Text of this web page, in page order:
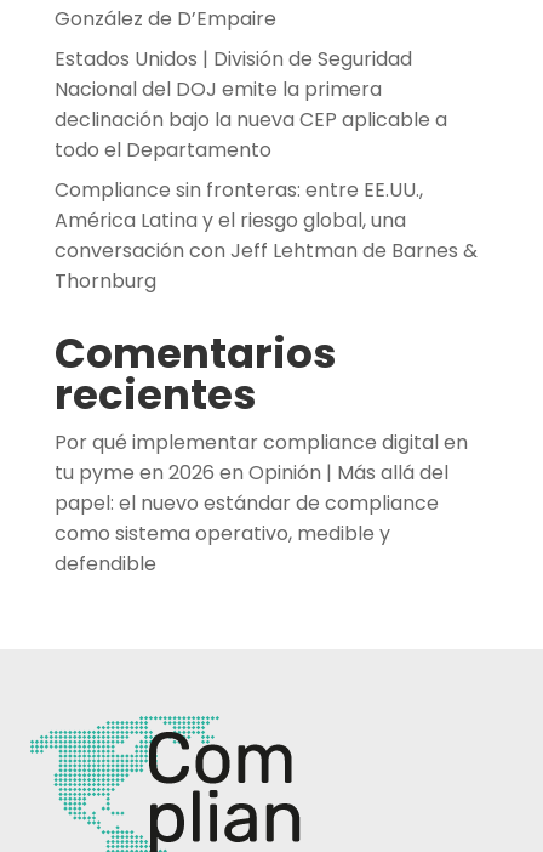
González de D’Empaire
Estados Unidos | División de Seguridad
Nacional del DOJ emite la primera
declinación bajo la nueva CEP aplicable a
todo el Departamento
Compliance sin fronteras: entre EE.UU.,
América Latina y el riesgo global, una
conversación con Jeff Lehtman de Barnes &
Thornburg
Comentarios
recientes
Por qué implementar compliance digital en
tu pyme en 2026 en Opinión | Más allá del
papel: el nuevo estándar de compliance
como sistema operativo, medible y
defendible